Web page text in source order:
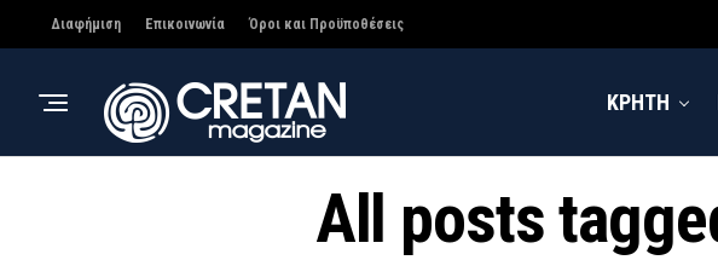
Διαφήμιση Επικοινωνία Όροι και Προϋποθέσεις
ΚΡΗΤΗ
All posts